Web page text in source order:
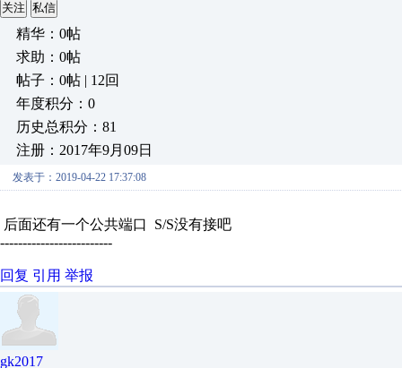
关注 私信
精华：0帖
求助：0帖
帖子：0帖 | 12回
年度积分：0
历史总积分：81
注册：2017年9月09日
发表于：2019-04-22 17:37:08
后面还有一个公共端口 S/S没有接吧
-------------------------
回复 引用 举报
gk2017